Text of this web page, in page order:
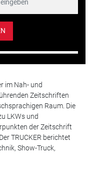
im Nah- und
Zeitschriften
Raum. Die
LKWs und
der Zeitschrift
TRUCKER berichtet
Show-Truck,